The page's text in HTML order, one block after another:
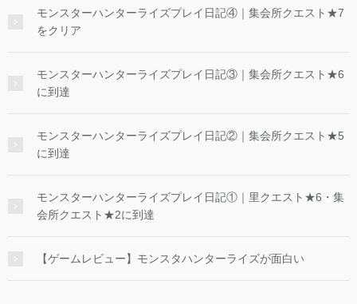
モンスターハンターライズプレイ日記④｜集会所クエスト★7
をクリア
モンスターハンターライズプレイ日記③｜集会所クエスト★6
に到達
モンスターハンターライズプレイ日記②｜集会所クエスト★5
に到達
モンスターハンターライズプレイ日記①｜里クエスト★6・集
会所クエスト★2に到達
【ゲームレビュー】モンスタハンターライズが面白い